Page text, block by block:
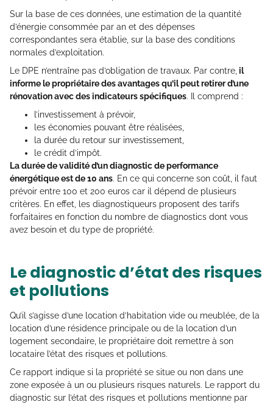
Sur la base de ces données, une estimation de la quantité
d’énergie consommée par an et des dépenses
correspondantes sera établie, sur la base des conditions
normales d’exploitation.
Le DPE n’entraîne pas d’obligation de travaux. Par contre, il
informe le propriétaire des avantages qu’il peut retirer d’une
rénovation avec des indicateurs spécifiques. Il comprend :
l’investissement à prévoir,
les économies pouvant être réalisées,
la durée du retour sur investissement,
le crédit d’impôt.
La durée de validité d’un diagnostic de performance
énergétique est de 10 ans. En ce qui concerne son coût, il faut
prévoir entre 100 et 200 euros car il dépend de plusieurs
critères. En effet, les diagnostiqueurs proposent des tarifs
forfaitaires en fonction du nombre de diagnostics dont vous
avez besoin et du type de propriété.
Le diagnostic d’état des risques
et pollutions
Qu’il s’agisse d’une location d’habitation vide ou meublée, de la
location d’une résidence principale ou de la location d’un
logement secondaire, le propriétaire doit remettre à son
locataire l’état des risques et pollutions.
Ce rapport indique si la propriété se situe ou non dans une
zone exposée à un ou plusieurs risques naturels. Le rapport du
diagnostic sur l’état des risques et pollutions mentionne par